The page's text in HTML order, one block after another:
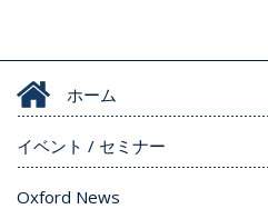
ホーム
イベント / セミナー
Oxford News